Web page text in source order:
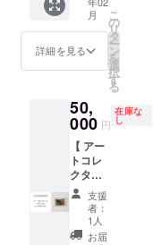
含む）
▼ 注意
全商品
一緒に
します
・送料
はリ
ターン
金額に
含まれ
ていま
す ・原
材料及
び添加
です ・
掲載で
きない
ような
場合は
別途相
談させ
ていた
だきま
す ※ 上
乗せ支
援も大
歓迎で
す ※ 応
or プロ
ジェク
トのフ
ライ
場合：
名刺サ
イズ〜
A4サイ
ズ 表裏
・有効
期限：
オンラ
イン打
ち合わ
お礼の
メール
■ レン
タル権
間：1ヶ
月
（2026
年1月〜
2026年
12月末
の間で
調整し
ます）
・営業
す！ 感
謝の気
持ちを
こめ
て、近
隣の事
コラボ
したリ
ターン
です。
若桜の
美味し
いを
たっぷ
り詰め
込んだ
月
詳細を見る
こ
の
リ
タ
ー
ン
を
選
択
す
る
50,
000 円
在庫な
し
【 アー
トコレ
クター
で応
援！ 】
アート
を買う
支援
者：
1人
お届